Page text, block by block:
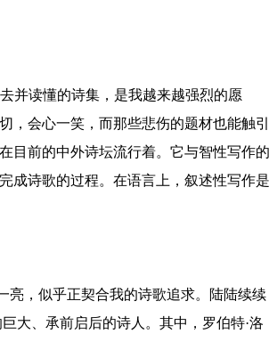
并读懂的诗集，是我越来越强烈的愿
会心一笑，而那些悲伤的题材也能触引
目前的中外诗坛流行着。它与智性写作的
成诗歌的过程。在语言上，叙述性写作是
，似乎正契合我的诗歌追求。陆陆续续
大、承前启后的诗人。其中，罗伯特·洛